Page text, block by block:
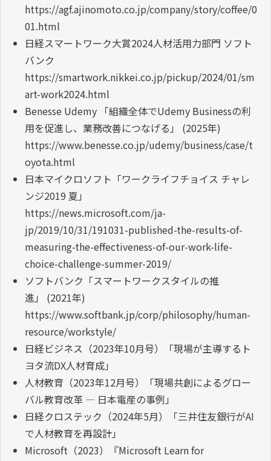
https://agf.ajinomoto.co.jp/company/story/coffee/0
01.html
日経スマートワーク大賞2024人材活用力部門 ソフト
バンク
https://smartwork.nikkei.co.jp/pickup/2024/01/sm
art-work2024.html
Benesse Udemy 「組織全体でUdemy Businessの利
用を促進し、業務改善につなげる」 (2025年)
https://www.benesse.co.jp/udemy/business/case/t
oyota.html
日本マイクロソフト「ワークライフチョイス チャレ
ンジ2019 夏」
https://news.microsoft.com/ja-
jp/2019/10/31/191031-published-the-results-of-
measuring-the-effectiveness-of-our-work-life-
choice-challenge-summer-2019/
ソフトバンク「スマートワークスタイルの推
進」 (2021年)
https://www.softbank.jp/corp/philosophy/human-
resource/workstyle/
日経ビジネス（2023年10月号）「現場が主導するト
ヨタ流DX人材育成」
人材教育（2023年12月号）「現場共創によるグロー
バル教育改革 ― 日本電産の事例」
日経クロステック（2024年5月）「三井住友銀行がAI
で人材教育を再設計」
Microsoft（2023）『Microsoft Learn for